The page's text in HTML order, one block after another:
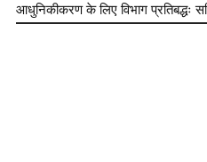
आधुनिकीकरण के लिए विभाग प्रतिबद्धः